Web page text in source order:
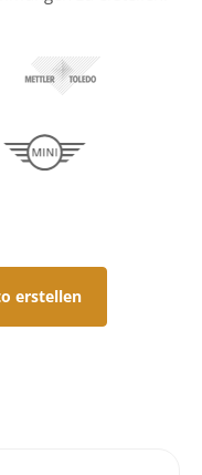
erstellen